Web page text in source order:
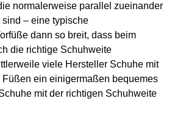
normalerweise parallel zueinander
sind – eine typische
dann so breit, dass beim
die richtige Schuhweite
viele Hersteller Schuhe mit
ein einigermaßen bequemes
mit der richtigen Schuhweite